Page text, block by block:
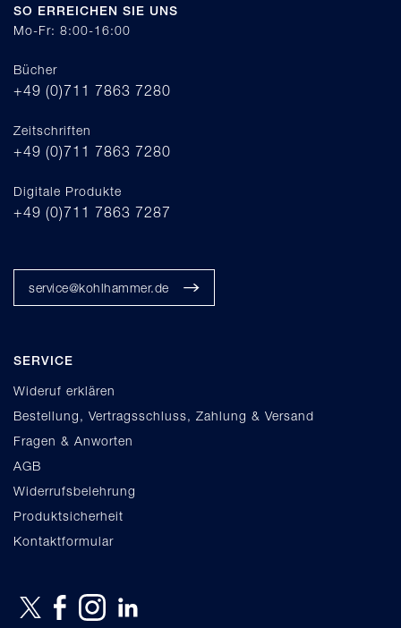
SO ERREICHEN SIE UNS
Mo-Fr: 8:00-16:00
Bücher
+49 (0)711 7863 7280
Zeitschriften
+49 (0)711 7863 7280
Digitale Produkte
+49 (0)711 7863 7287
service@kohlhammer.de
SERVICE
Wideruf erklären
Bestellung, Vertragsschluss, Zahlung & Versand
Fragen & Anworten
AGB
Widerrufsbelehrung
Produktsicherheit
Kontaktformular